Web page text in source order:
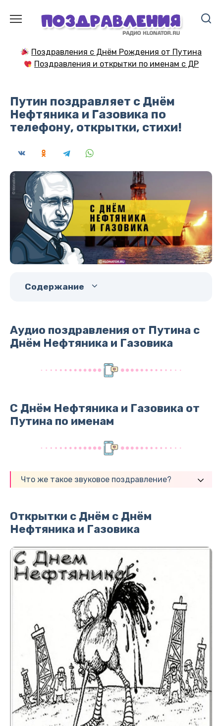
содержанию
Поздравления с Днём Рождения от Путина
Поздравления и открытки по именам с ДР
Путин поздравляет с Днём
Нефтяника и Газовика по
телефону, открытки, стихи!
Содержание
Аудио поздравления от Путина с
Днём Нефтяника и Газовика
С Днём Нефтяника и Газовика от
Путина по именам
Что же такое звуковое поздравление?
Открытки с Днём с Днём
Нефтяника и Газовика